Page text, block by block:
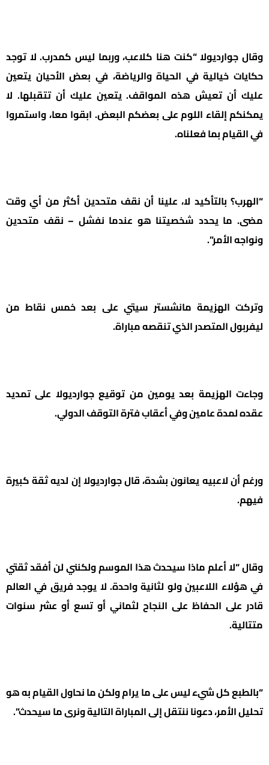
وقال جوارديولا “كنت هنا كلاعب، وربما ليس كمدرب. لا توجد
حكايات خيالية في الحياة والرياضة، في بعض الأحيان يتعين
عليك أن تعيش هذه المواقف. يتعين عليك أن تتقبلها. لا
يمكنكم إلقاء اللوم على بعضكم البعض. ابقوا معا، واستمروا
في القيام بما فعلناه.
“الهرب؟ بالتأكيد لا، علينا أن نقف متحدين أكثر من أي وقت
مضى. ما يحدد شخصيتنا هو عندما نفشل – نقف متحدين
ونواجه الأمر”.
وتركت الهزيمة مانشستر سيتي على بعد خمس نقاط من
ليفربول المتصدر الذي تنقصه مباراة.
وجاءت الهزيمة بعد يومين من توقيع جوارديولا على تمديد
عقده لمدة عامين وفي أعقاب فترة التوقف الدولي.
ورغم أن لاعبيه يعانون بشدة، قال جوارديولا إن لديه ثقة كبيرة
فيهم.
وقال “لا أعلم ماذا سيحدث هذا الموسم ولكنني لن أفقد ثقتي
في هؤلاء اللاعبين ولو لثانية واحدة. لا يوجد فريق في العالم
قادر على الحفاظ على النجاح لثماني أو تسع أو عشر سنوات
متتالية.
“بالطبع كل شيء ليس على ما يرام ولكن ما نحاول القيام به هو
تحليل الأمر، دعونا ننتقل إلى المباراة التالية ونرى ما سيحدث”.